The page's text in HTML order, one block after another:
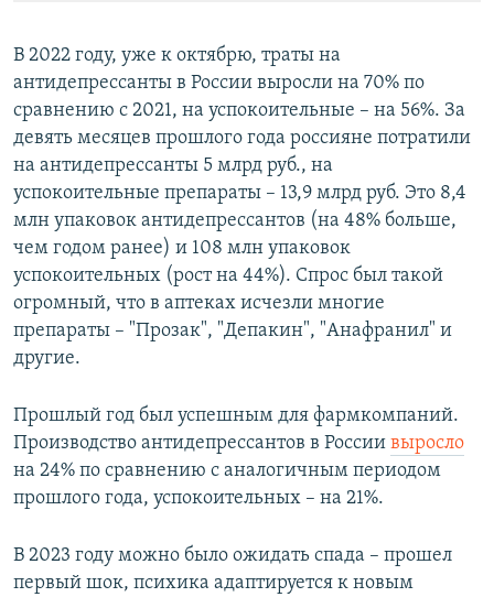
В 2022 году, уже к октябрю, траты на
антидепрессанты в России выросли на 70% по
сравнению с 2021, на успокоительные – на 56%. За
девять месяцев прошлого года россияне потратили
на антидепрессанты 5 млрд руб., на
успокоительные препараты – 13,9 млрд руб. Это 8,4
млн упаковок антидепрессантов (на 48% больше,
чем годом ранее) и 108 млн упаковок
успокоительных (рост на 44%). Спрос был такой
огромный, что в аптеках исчезли многие
препараты – "Прозак", "Депакин", "Анафранил" и
другие.
Прошлый год был успешным для фармкомпаний.
Производство антидепрессантов в России выросло
на 24% по сравнению с аналогичным периодом
прошлого года, успокоительных – на 21%.
В 2023 году можно было ожидать спада – прошел
первый шок, психика адаптируется к новым